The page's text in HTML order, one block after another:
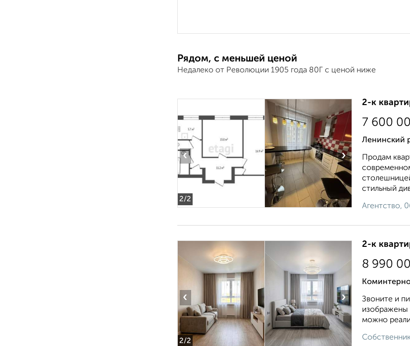
Рядом, с меньшей ценой
Недалеко от Революции 1905 года 80Г с ценой ниже
2/2
‹ ›
2-к
7 600
Ленинский
Продам
стильный
Агентство,
2/2
‹ ›
2-к
8 990
Звоните и
изображены
можно